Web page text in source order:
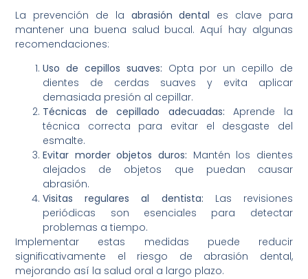
La prevención de la abrasión dental es clave para
mantener una buena salud bucal. Aquí hay algunas
recomendaciones:
Uso de cepillos suaves: Opta por un cepillo de
dientes de cerdas suaves y evita aplicar
demasiada presión al cepillar.
Técnicas de cepillado adecuadas: Aprende la
técnica correcta para evitar el desgaste del
esmalte.
Evitar morder objetos duros: Mantén los dientes
alejados de objetos que puedan causar
abrasión.
Visitas regulares al dentista: Las revisiones
periódicas son esenciales para detectar
problemas a tiempo.
Implementar estas medidas puede reducir
significativamente el riesgo de abrasión dental,
mejorando así la salud oral a largo plazo.